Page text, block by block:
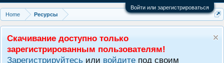
Войти или зарегистрироваться
Home
Ресурсы
Скачивание доступно только
зарегистрированным пользователям!
Зарегистрируйтесь или войдите под своим